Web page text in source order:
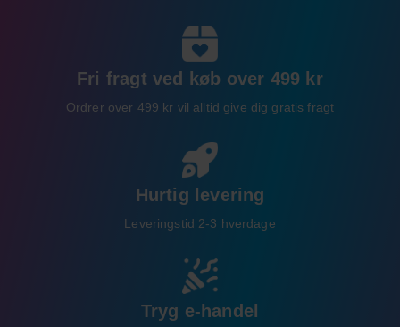
Fri fragt ved køb over 499 kr
Ordrer over 499 kr vil alltid give dig gratis fragt
Hurtig levering
Leveringstid 2-3 hverdage
Tryg e-handel